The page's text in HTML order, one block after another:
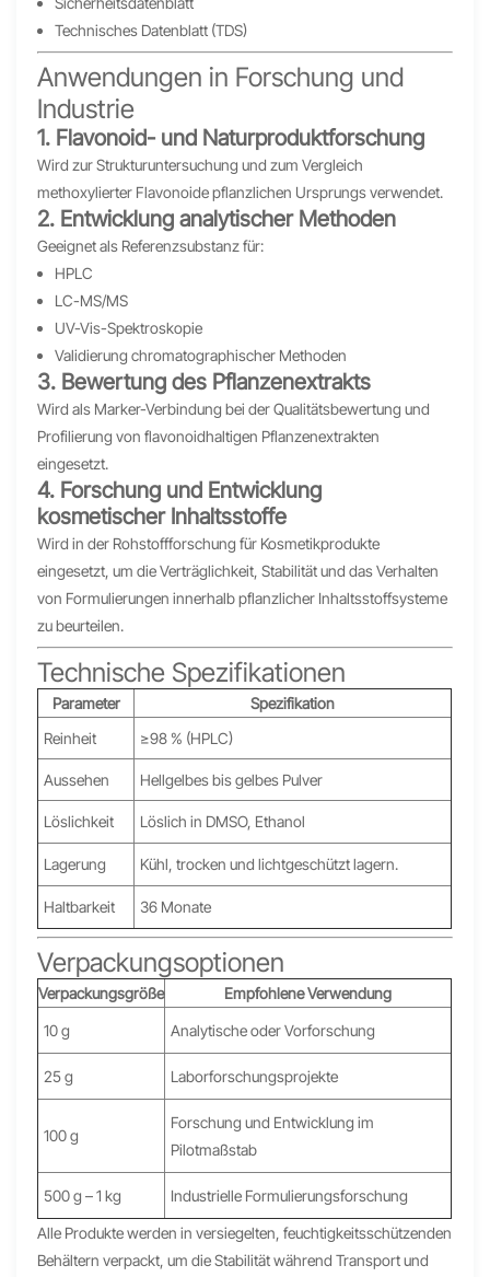
Technisches Datenblatt (TDS)
Anwendungen in Forschung und
Industrie
1. Flavonoid- und Naturproduktforschung
Wird zur Strukturuntersuchung und zum Vergleich
methoxylierter Flavonoide pflanzlichen Ursprungs verwendet.
2. Entwicklung analytischer Methoden
Geeignet als Referenzsubstanz für:
HPLC
LC-MS/MS
UV-Vis-Spektroskopie
Validierung chromatographischer Methoden
3. Bewertung des Pflanzenextrakts
Wird als Marker-Verbindung bei der Qualitätsbewertung und
Profilierung von flavonoidhaltigen Pflanzenextrakten
eingesetzt.
4. Forschung und Entwicklung
kosmetischer Inhaltsstoffe
Wird in der Rohstoffforschung für Kosmetikprodukte
eingesetzt, um die Verträglichkeit, Stabilität und das Verhalten
von Formulierungen innerhalb pflanzlicher Inhaltsstoffsysteme
zu beurteilen.
Technische Spezifikationen
Parameter
Spezifikation
Reinheit
≥98 % (HPLC)
Aussehen Hellgelbes bis gelbes Pulver
Löslichkeit Löslich in DMSO, Ethanol
Lagerung Kühl, trocken und lichtgeschützt lagern.
Haltbarkeit 36 Monate
Verpackungsoptionen
Verpackungsgröße
Empfohlene Verwendung
10 g
Analytische oder Vorforschung
25 g Laborforschungsprojekte
100 g
Forschung und Entwicklung im
Pilotmaßstab
500 g – 1 kg
Industrielle Formulierungsforschung
Alle Produkte werden in versiegelten, feuchtigkeitsschützenden
Behältern verpackt, um die Stabilität während Transport und